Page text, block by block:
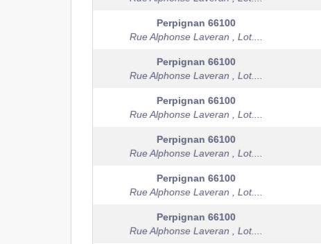
Perpignan 66100
Rue Alphonse Laveran , Lot....
Perpignan 66100
Rue Alphonse Laveran , Lot....
Perpignan 66100
Rue Alphonse Laveran , Lot....
Perpignan 66100
Rue Alphonse Laveran , Lot....
Perpignan 66100
Rue Alphonse Laveran , Lot....
Perpignan 66100
Rue Alphonse Laveran , Lot....